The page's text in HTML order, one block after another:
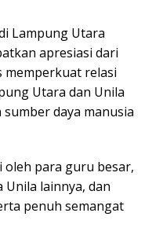
Lampung Utara
apresiasi dari
memperkuat relasi
Utara dan Unila
daya manusia
para guru besar,
Unila lainnya, dan
penuh semangat